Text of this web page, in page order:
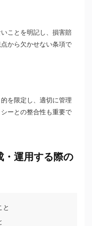
ことを明記し、損害賠
から欠かせない条項で
を限定し、適切に管理
ーとの整合性も重要で
・運用する際の
と